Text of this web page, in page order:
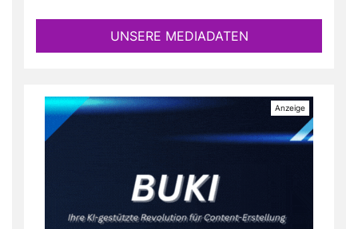
UNSERE MEDIADATEN